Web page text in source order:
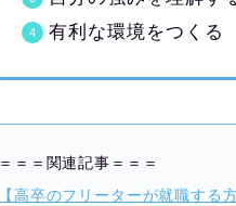
有利な環境をつくる
＝＝＝関連記事＝＝＝
【高卒のフリーターが就職する